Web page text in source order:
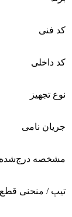
کد فنی
کد داخلی
نوع تجهیز
جریان نامی
مشخصه درج‌شده
تیپ / منحنی قطع